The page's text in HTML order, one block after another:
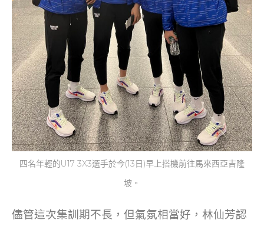
四名年輕的U17 3X3選手於今(13日)早上搭機前往馬來西亞吉隆
坡。
儘管這次集訓期不長，但氣氛相當好，林仙芳認